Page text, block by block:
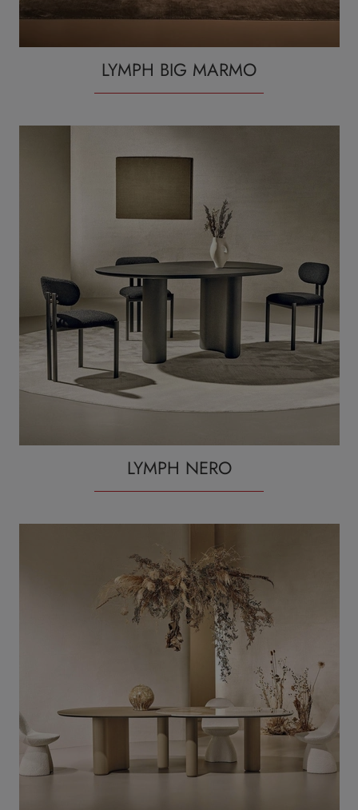
LYMPH BIG MARMO
LYMPH NERO